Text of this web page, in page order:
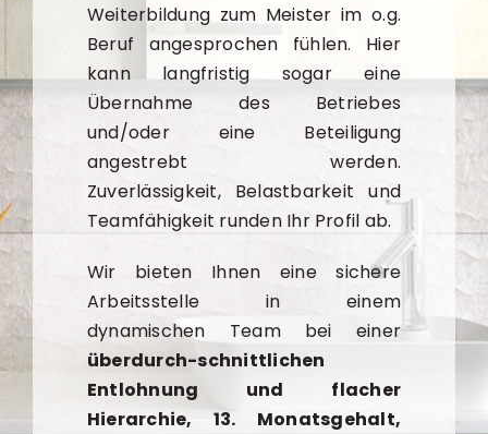
Weiterbildung zum Meister im o.g.
Beruf angesprochen fühlen. Hier
kann langfristig sogar eine
Übernahme des Betriebes
und/oder eine Beteiligung
angestrebt werden.
Zuverlässigkeit, Belastbarkeit und
Teamfähigkeit runden Ihr Profil ab.
Wir bieten Ihnen eine sichere
Arbeitsstelle in einem
dynamischen Team bei einer
überdurch-schnittlichen
Entlohnung und flacher
Hierarchie, 13. Monatsgehalt,